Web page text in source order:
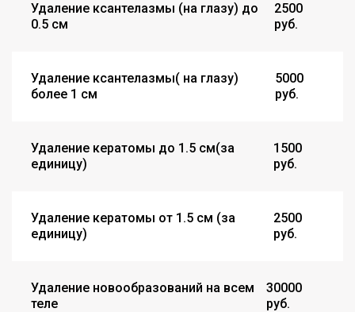
Удаление ксантелазмы (на глазу) до
0.5 см
2500
руб.
Удаление ксантелазмы( на глазу)
более 1 см
5000
руб.
Удаление кератомы до 1.5 см(за
единицу)
1500
руб.
Удаление кератомы от 1.5 см (за
единицу)
2500
руб.
Удаление новообразований на всем
теле
30000
руб.